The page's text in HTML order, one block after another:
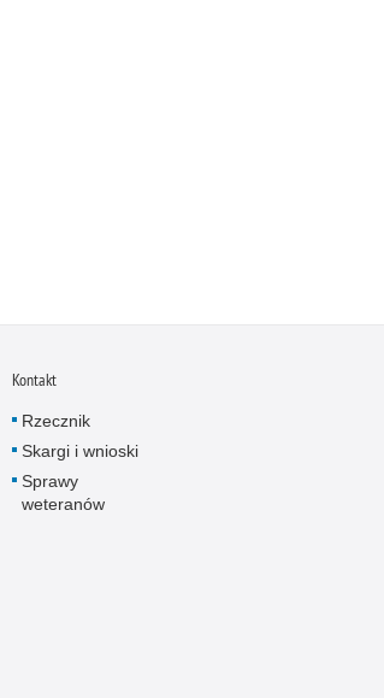
Nietrzeźwi opiekunowie
Nietrzeźwi pracownicy
Niszczenie mienia
Nowoczesne technologie w pracy Policji
Kontakt
Rzecznik
Skargi i wnioski
Sprawy
weteranów